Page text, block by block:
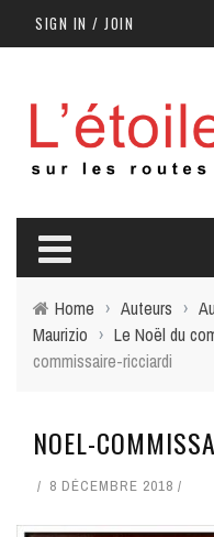
SIGN IN / JOIN
Home › Auteurs ›
Maurizio › Le Noël du
commissaire-ricciardi
NOEL-
8 DÉCEMBRE 2018